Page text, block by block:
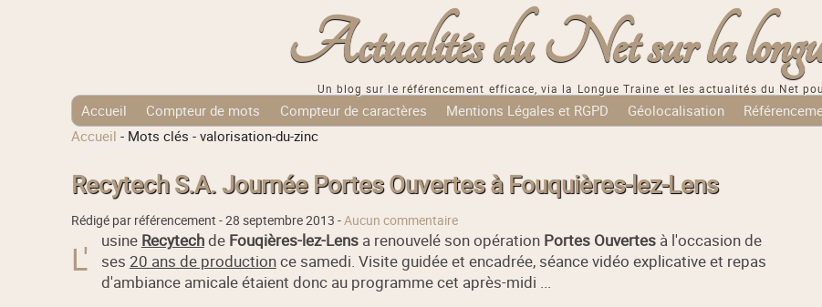
Actualités du Net sur la
Un blog sur le référencement efficace, via la Longue Traine et les actualités du Net
Accueil Compteur de mots Compteur de caractères Mentions Légales et RGPD Géolocalisation
Tags Cloud
Accueil - Mots clés - valorisation-du-zinc
Recytech S.A. Journée Portes Ouvertes à Fouquières-lez-Lens
Rédigé par référencement -28 septembre 2013 -Aucun commentaire
L' usine Recytechde Fouqières-lez-Lensa renouvelé son opération Portes Ouvertesà l'occasion de
ses 20 ans de productionce samedi. Visite guidée et encadrée, séance vidéo explicative et repas
d'ambiance amicale étaient donc au programme cet après-midi ...